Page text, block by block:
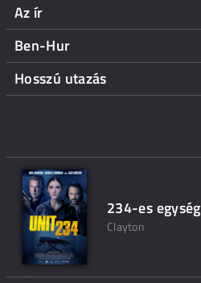
Az ír
Ben-Hur
Hosszú utazás
234-es egység
Clayton